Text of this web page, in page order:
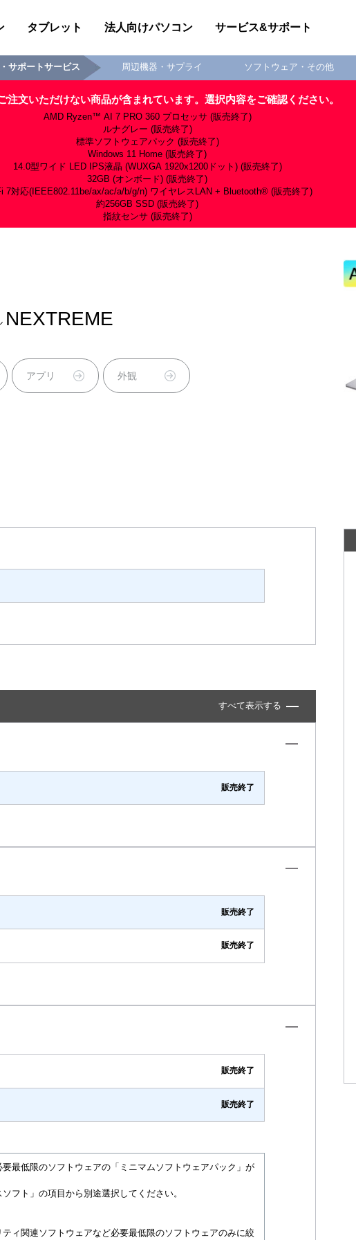
タブレット 法人向けパソコン サービス&サポート
サポートサービス 周辺機器・サプライ ソフトウェア・その他
注文いただけない商品が含まれています。選択内容をご確認ください。
AMD Ryzen™ AI 7 PRO 360 プロセッサ (販売終了)
ルナグレー (販売終了)
標準ソフトウェアパック (販売終了)
Windows 11 Home (販売終了)
14.0型ワイド LED IPS液晶 (WUXGA 1920x1200ドット) (販売終了)
32GB (オンボード) (販売終了)
Wi-Fi 7対応(IEEE802.11be/ax/ac/a/b/g/n) ワイヤレスLAN + Bluetooth® (販売終了)
約256GB SSD (販売終了)
指紋センサ (販売終了)
NEXTREME
アプリ 外観
すべて表示する
販売終了
販売終了
販売終了
販売終了
販売終了
最低限のソフトウェアの「ミニマムソフトウェアパック」が
フト」の項目から別途選択してください。
ィ関連ソフトウェアなど必要最低限のソフトウェアのみに絞